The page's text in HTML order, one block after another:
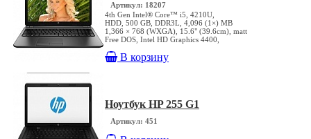
Артикул: 18207
4th Gen Intel® Core™ i5, 4210U,
HDD, 500 GB, DDR3L, 4,096 (1×) MB
1,366 × 768 (WXGA), 15.6" (39.6cm), matt
Free DOS, Intel HD Graphics 4400,
В корзину
Ноутбук HP 255 G1
Артикул: 451